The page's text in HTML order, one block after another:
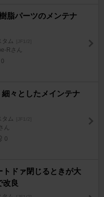
脂パーツのメンテナ
タム [JF1/2]
Rさん
0
細々としたメインテナ
タム [JF1/2]
ん
0
トドァ閉じるときが大
改良